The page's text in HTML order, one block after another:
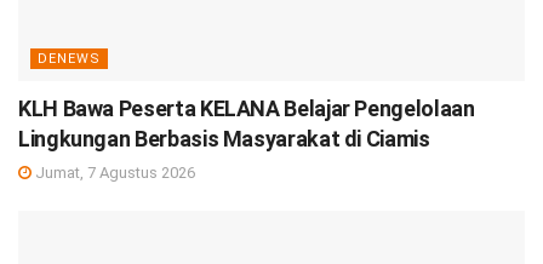
DENEWS
KLH Bawa Peserta KELANA Belajar Pengelolaan
Lingkungan Berbasis Masyarakat di Ciamis
Jumat, 7 Agustus 2026